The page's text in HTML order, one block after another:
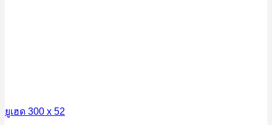
ยูเฮด 300 x 52